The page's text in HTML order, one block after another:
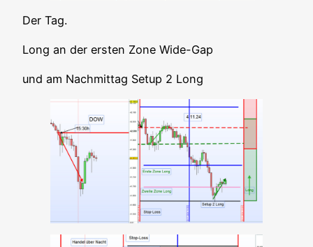
Der Tag.
Long an der ers­ten Zone Wide-Gap
und am Nach­mit­tag Set­up 2 Long